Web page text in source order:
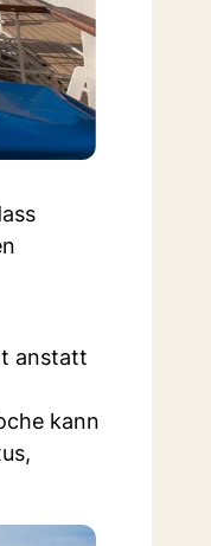
anstatt
kann